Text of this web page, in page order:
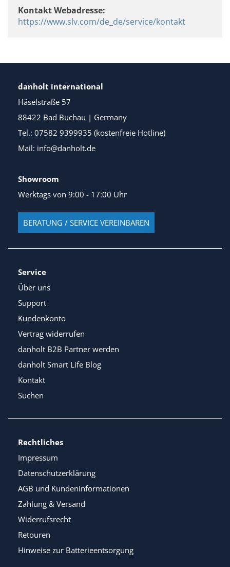
Kontakt Webadresse:
https://www.slv.com/de_de/service/kontakt
danholt international
Häselstraße 57
88422 Bad Buchau | Germany
Tel.: 07582 9399935 (kostenfreie Hotline)
Mail: info@danholt.de
Showroom
Werktags von 9:00 - 17:00 Uhr
BERATUNG / SERVICE VEREINBAREN
Service
Über uns
Support
Kundenkonto
Vertrag widerrufen
danholt B2B Partner werden
danholt Smart Life Blog
Kontakt
Suchen
Rechtliches
Impressum
Datenschutzerklärung
AGB und Kundeninformationen
Zahlung & Versand
Widerrufsrecht
Retouren
Hinweise zur Batterieentsorgung